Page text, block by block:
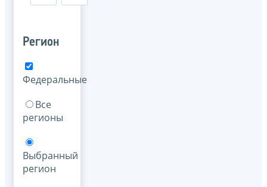
Регион
Федеральные
Все
регионы
Выбранный
регион